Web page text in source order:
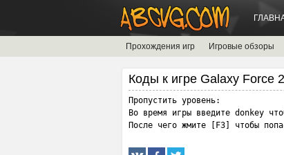
Прохождения игр Игровые обзоры
Коды к игре Galaxy Force 2
Пропустить уровень:
Во время игры введите donkey
После чего жмите [F3] чтобы